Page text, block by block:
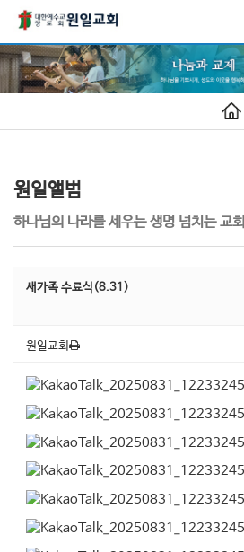
원일앨범
하나님의 나라를 세우는 생명 넘치는 교회
새가족 수료식(8.31)
원일교회